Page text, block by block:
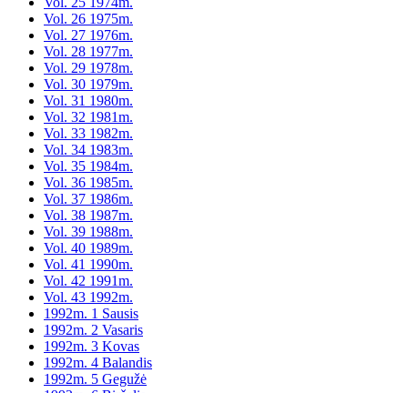
Vol. 26 1975m.
Vol. 27 1976m.
Vol. 28 1977m.
Vol. 29 1978m.
Vol. 30 1979m.
Vol. 31 1980m.
Vol. 32 1981m.
Vol. 33 1982m.
Vol. 34 1983m.
Vol. 35 1984m.
Vol. 36 1985m.
Vol. 37 1986m.
Vol. 38 1987m.
Vol. 39 1988m.
Vol. 40 1989m.
Vol. 41 1990m.
Vol. 42 1991m.
Vol. 43 1992m.
1992m. 1 Sausis
1992m. 2 Vasaris
1992m. 3 Kovas
1992m. 4 Balandis
1992m. 5 Gegužė